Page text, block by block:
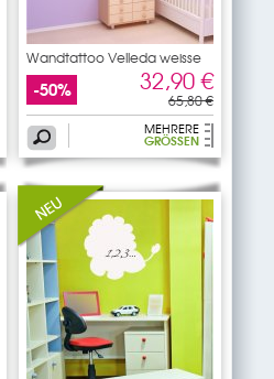
Wandtattoo Velleda weisse
-50% 32,90 €
65,80 €
MEHRERE
GRÖSSEN